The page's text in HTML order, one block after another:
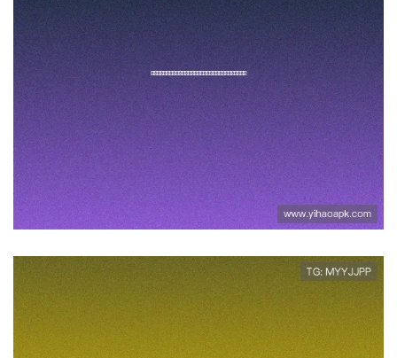
壹号登录入口在哪里详细解析官
方登录入口的最新地址和安全登
录技巧